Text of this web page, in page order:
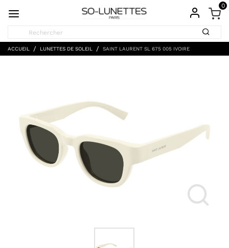
0
ACCUEIL LUNETTES DE SOLEIL SAINT LAURENT SL 675 005 IVOIRE